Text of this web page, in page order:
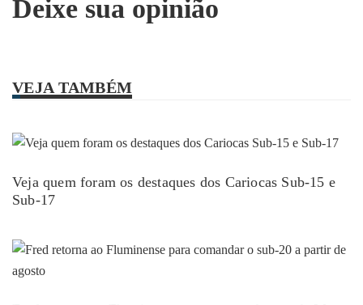
Deixe sua opinião
VEJA TAMBÉM
Veja quem foram os destaques dos Cariocas Sub-15 e
Sub-17